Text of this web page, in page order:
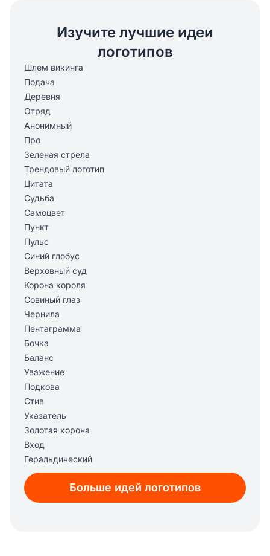
Изучите лучшие идеи
логотипов
Шлем викинга
Подача
Деревня
Отряд
Анонимный
Про
Зеленая стрела
Трендовый логотип
Цитата
Судьба
Самоцвет
Пункт
Пульс
Синий глобус
Верховный суд
Корона короля
Совиный глаз
Чернила
Пентаграмма
Бочка
Баланс
Уважение
Подкова
Стив
Указатель
Золотая корона
Вход
Геральдический
Фамильный герб
Загадочный
Лавровый венок
Больше идей логотипов